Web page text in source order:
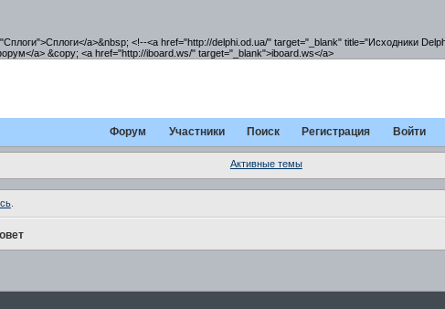
a>&nbsp; <!--<a href="http://delphi.od.ua/" target="_blank" title="Исходники
a> &copy; <a href="http://iboard.ws/" target="_blank">iboard.ws</a>
Форум Участники Поиск Регистрация Войти
Активные темы
.